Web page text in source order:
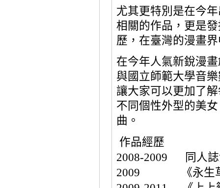
尤其更特別是在今
相關的作品，更是
歷，在臺灣的漫畫
在今年人氣新銳漫
與國立師範大學音
讓大家可以更加了
不同個性外型的美
曲。
作品經歷
2008-2009
同人
2009
《永